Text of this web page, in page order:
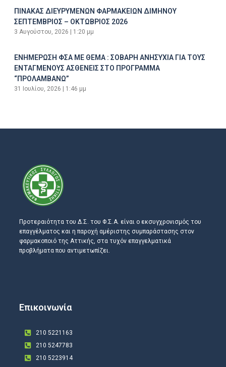
ΠΙΝΑΚΑΣ ΔΙΕΥΡΥΜΕΝΩΝ ΦΑΡΜΑΚΕΙΩΝ ΔΙΜΗΝΟΥ
ΣΕΠΤΕΜΒΡΙΟΣ – ΟΚΤΩΒΡΙΟΣ 2026
3 Αυγούστου, 2026 1:20 μμ
ΕΝΗΜΕΡΩΣΗ ΦΣΑ ΜΕ ΘΕΜΑ : ΣΟΒΑΡΗ ΑΝΗΣΥΧΙΑ ΓΙΑ ΤΟΥΣ
ΕΝΤΑΓΜΕΝΟΥΣ ΑΣΘΕΝΕΙΣ ΣΤΟ ΠΡΟΓΡΑΜΜΑ
“ΠΡΟΛΑΜΒΑΝΩ”
31 Ιουλίου, 2026 1:46 μμ
Προτεραιότητα του Δ.Σ. του Φ.Σ.Α. είναι ο εκσυγχρονισμός του
επαγγέλματος και η παροχή αμέριστης συμπαράστασης στον
φαρμακοποιό της Αττικής, στα τυχόν επαγγελματικά
προβλήματα που αντιμετωπίζει.
Επικοινωνία
210 5221163
210 5247783
210 5223914